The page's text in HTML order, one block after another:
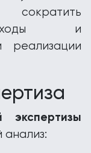
и
реализации
экспертизы
анализ: